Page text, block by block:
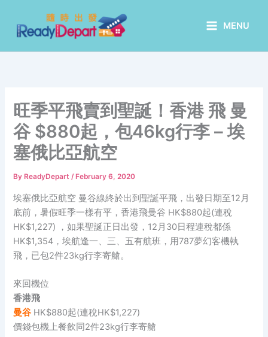
content
MENU
旺季平飛賣到聖誕！香港 飛 曼
谷 $880起，包46kg行李 – 埃
塞俄比亞航空
By ReadyDepart/ February 6, 2020
埃塞俄比亞航空 曼谷線終於出到聖誕平飛，出發日期至12月
底前，暑假旺季一樣有平，香港飛曼谷 HK$880起(連稅
HK$1,227) ，如果聖誕正日出發，12月30日程連稅都係
HK$1,354，埃航逢一、三、五有航班，用787夢幻客機執
飛，已包2件23kg行李寄艙。
來回機位
香港飛
曼谷 HK$880起(連稅HK$1,227)
價錢包機上餐飲同2件23kg行李寄艙